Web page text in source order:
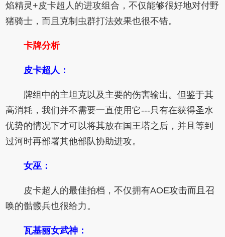
焰精灵+皮卡超人的进攻组合，不仅能够很好地对付野
猪骑士，而且克制虫群打法效果也很不错。
卡牌分析
皮卡超人：
牌组中的主坦克以及主要的伤害输出。但鉴于其
高消耗，我们并不需要一直使用它---只有在获得圣水
优势的情况下才可以将其放在国王塔之后，并且等到
过河时再部署其他部队协助进攻。
女巫：
皮卡超人的最佳拍档，不仅拥有AOE攻击而且召
唤的骷髅兵也很给力。
瓦基丽女武神：